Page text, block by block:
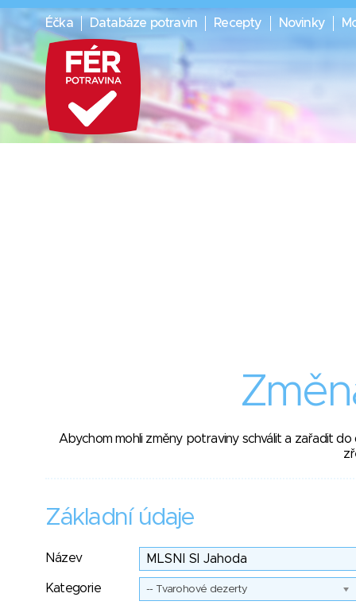
Éčka Databáze potravin Recepty Novinky
Abychom mohli změny potraviny schválit a zařadit
Základní údaje
Název
Kategorie -- Tvarohové dezerty